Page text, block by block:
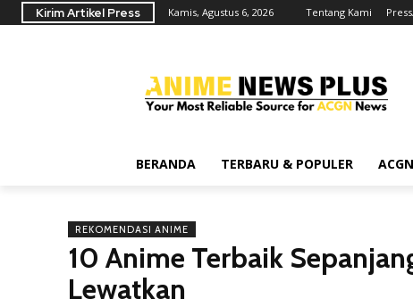
Kirim Artikel Press Kamis, Agustus 6, 2026 Tentang Kami
BERANDA TERBARU & POPULER ACGN
REKOMENDASI ANIME
10 Anime Terbaik
Lewatkan